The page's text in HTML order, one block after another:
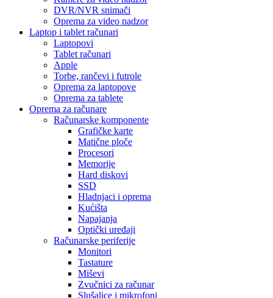
DVR/NVR snimači
Oprema za video nadzor
Laptop i tablet računari
Laptopovi
Tablet računari
Apple
Torbe, rančevi i futrole
Oprema za laptopove
Oprema za tablete
Oprema za računare
Računarske komponente
Grafičke karte
Matične ploče
Procesori
Memorije
Hard diskovi
SSD
Hladnjaci i oprema
Kućišta
Napajanja
Optički uređaji
Računarske periferije
Monitori
Tastature
Miševi
Zvučnici za računar
Slušalice i mikrofoni